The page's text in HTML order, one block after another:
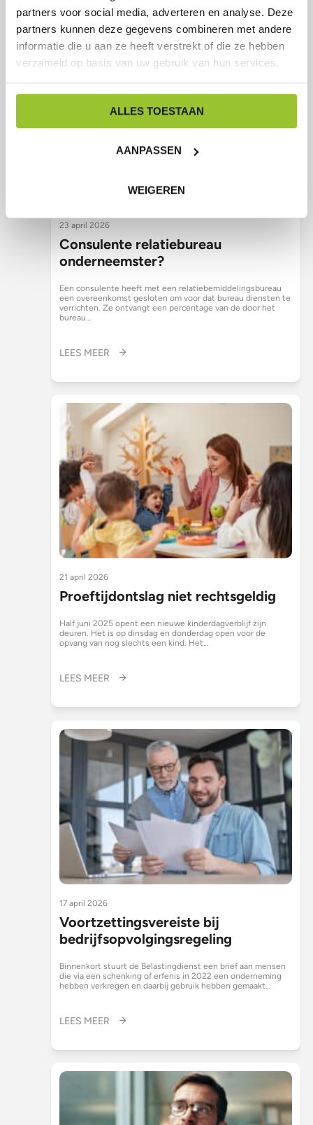
partners voor social media, adverteren en analyse. Deze
partners kunnen deze gegevens combineren met andere
informatie die u aan ze heeft verstrekt of die ze hebben
verzameld op basis van uw gebruik van hun services.
ALLES TOESTAAN
AANPASSEN
WEIGEREN
23 april 2026
Consulente relatiebureau
onderneemster?
Een consulente heeft met een relatiebemiddelingsbureau
een overeenkomst gesloten om voor dat bureau diensten te
verrichten. Ze ontvangt een percentage van de door het
bureau…
LEES MEER
21 april 2026
Proeftijdontslag niet rechtsgeldig
Half juni 2025 opent een nieuwe kinderdagverblijf zijn
deuren. Het is op dinsdag en donderdag open voor de
opvang van nog slechts een kind. Het…
LEES MEER
17 april 2026
Voortzettingsvereiste bij
bedrijfsopvolgingsregeling
Binnenkort stuurt de Belastingdienst een brief aan mensen
die via een schenking of erfenis in 2022 een onderneming
hebben verkregen en daarbij gebruik hebben gemaakt…
LEES MEER